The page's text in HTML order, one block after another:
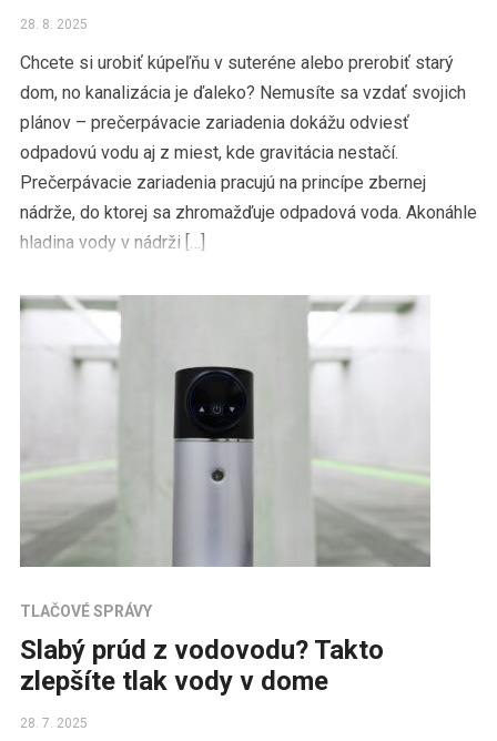
28. 8. 2025
Chcete si urobiť kúpeľňu v suteréne alebo prerobiť starý
dom, no kanalizácia je ďaleko? Nemusíte sa vzdať svojich
plánov – prečerpávacie zariadenia dokážu odviesť
odpadovú vodu aj z miest, kde gravitácia nestačí.
Prečerpávacie zariadenia pracujú na princípe zbernej
nádrže, do ktorej sa zhromažďuje odpadová voda. Akonáhle
hladina vody v nádrži […]
TLAČOVÉ SPRÁVY
Slabý prúd z vodovodu? Takto
zlepšíte tlak vody v dome
28. 7. 2025